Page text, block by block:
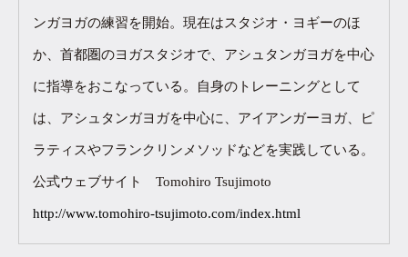
ンガヨガの練習を開始。現在はスタジオ・ヨギーのほ
か、首都圏のヨガスタジオで、アシュタンガヨガを中心
に指導をおこなっている。自身のトレーニングとして
は、アシュタンガヨガを中心に、アイアンガーヨガ、ピ
ラティスやフランクリンメソッドなどを実践している。
公式ウェブサイト Tomohiro Tsujimoto
http://www.tomohiro-tsujimoto.com/index.html